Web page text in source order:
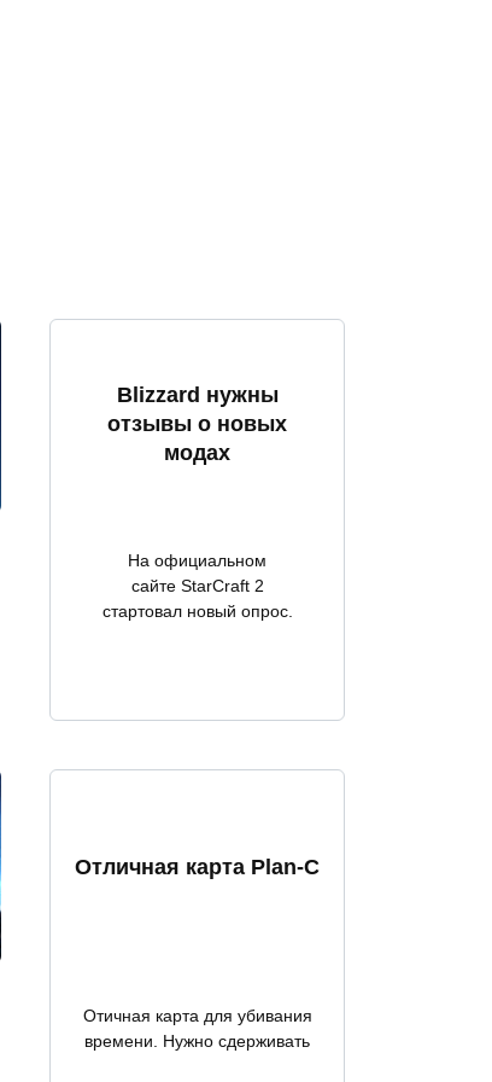
Blizzard нужны
отзывы о новых
модах
На официальном
сайте StarCraft 2
стартовал новый опрос.
Отличная карта Plan-C
Отичная карта для убивания
времени. Нужно сдерживать